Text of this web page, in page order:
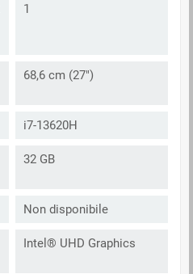
1
68,6 cm (27")
i7-13620H
32 GB
Non disponibile
Intel® UHD Graphics